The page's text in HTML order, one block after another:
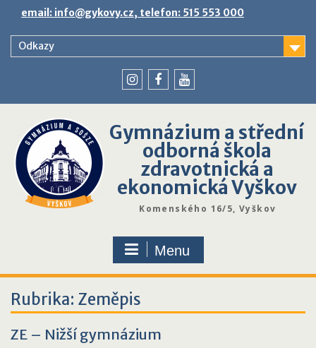
content
email: info@gykovy.cz, telefon: 515 553 000
Odkazy
Gymnázium a střední
odborná škola
zdravotnická a
ekonomická Vyškov
Komenského 16/5, Vyškov
Menu
Rubrika: Zeměpis
ZE – Nižší gymnázium